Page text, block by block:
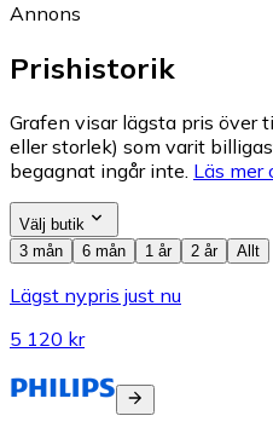
Annons
Prishistorik
Grafen visar lägsta pris över
eller storlek) som varit
begagnat ingår inte. Läs mer
Välj butik
3 mån
6 mån 1 år 2 år Allt
Lägst nypris just nu
5 120 kr